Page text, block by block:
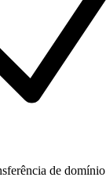
de domínio